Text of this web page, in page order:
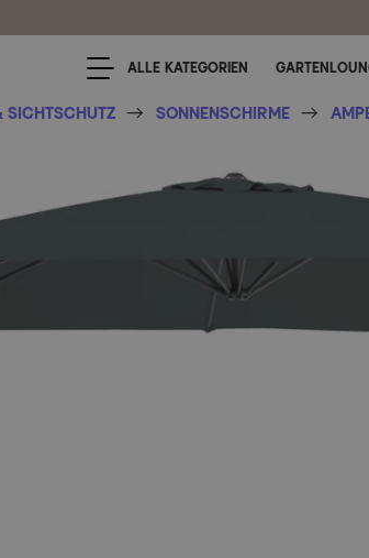
ALLE KATEGORIEN
SICHTSCHUTZ SONNENSCHIRME